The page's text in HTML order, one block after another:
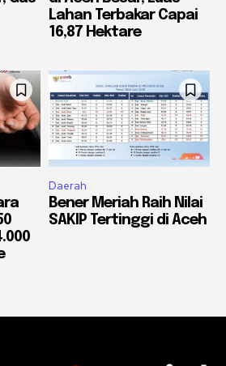
Lahan Terbakar Capai
16,87 Hektare
Daerah
Bener Meriah Raih Nilai
SAKIP Tertinggi di Aceh